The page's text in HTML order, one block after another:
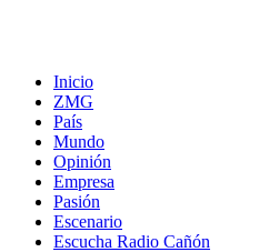
Inicio
ZMG
País
Mundo
Opinión
Empresa
Pasión
Escenario
Escucha Radio Cañón